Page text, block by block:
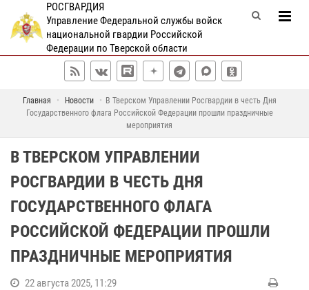
РОСГВАРДИЯ
Управление Федеральной службы войск
национальной гвардии Российской
Федерации по Тверской области
Главная Новости
В Тверском Управлении Росгвардии в честь Дня
Государственного флага Российской Федерации прошли праздничные
мероприятия
В ТВЕРСКОМ УПРАВЛЕНИИ
РОСГВАРДИИ В ЧЕСТЬ ДНЯ
ГОСУДАРСТВЕННОГО ФЛАГА
РОССИЙСКОЙ ФЕДЕРАЦИИ ПРОШЛИ
ПРАЗДНИЧНЫЕ МЕРОПРИЯТИЯ
22 августа 2025, 11:29